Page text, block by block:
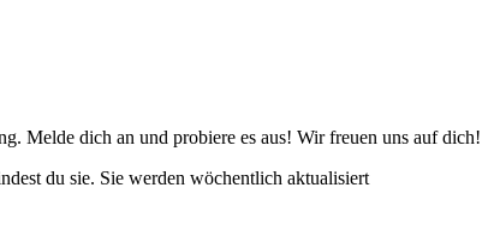
Melde dich an und probiere es aus! Wir freuen uns auf dich!
du sie. Sie werden wöchentlich aktualisiert